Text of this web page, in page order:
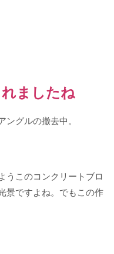
ましたね
グルの撤去中。
うこのコンクリートブロ
景ですよね。でもこの作